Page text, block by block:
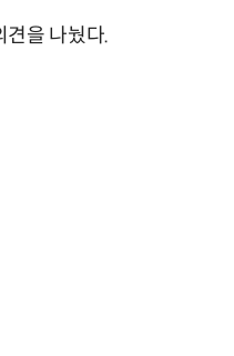
견을 나눴다.